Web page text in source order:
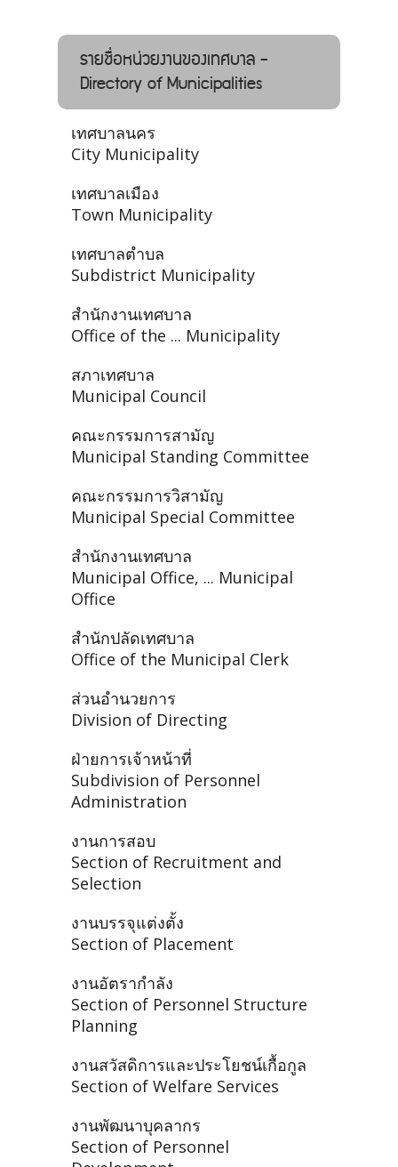
รายชื่อหน่วยงานของเทศบาล -
Directory of Municipalities
เทศบาลนคร
City Municipality
เทศบาลเมือง
Town Municipality
เทศบาลตำบล
Subdistrict Municipality
สำนักงานเทศบาล
Office of the ... Municipality
สภาเทศบาล
Municipal Council
คณะกรรมการสามัญ
Municipal Standing Committee
คณะกรรมการวิสามัญ
Municipal Special Committee
สำนักงานเทศบาล
Municipal Office, ... Municipal
Office
สำนักปลัดเทศบาล
Office of the Municipal Clerk
ส่วนอำนวยการ
Division of Directing
ฝ่ายการเจ้าหน้าที่
Subdivision of Personnel
Administration
งานการสอบ
Section of Recruitment and
Selection
งานบรรจุแต่งตั้ง
Section of Placement
งานอัตรากำลัง
Section of Personnel Structure
Planning
งานสวัสดิการและประโยชน์เกื้อกูล
Section of Welfare Services
งานพัฒนาบุคลากร
Section of Personnel